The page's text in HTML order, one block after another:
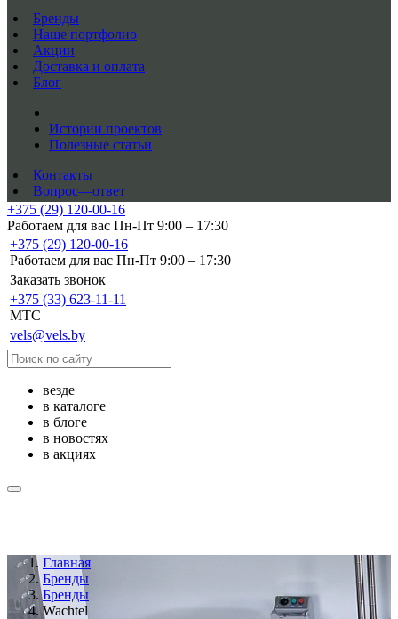
Бренды
Наше портфолио
Акции
Доставка и оплата
Блог
Истории проектов
Полезные статьи
Контакты
Вопрос—ответ
+375 (29) 120-00-16
Работаем для вас Пн-Пт 9:00 – 17:30
+375 (29) 120-00-16
Работаем для вас Пн-Пт 9:00 – 17:30
Заказать звонок
+375 (33) 623-11-11
MTC
vels@vels.by
везде
в каталоге
в блоге
в новостях
в акциях
Главная
Бренды
Бренды
Wachtel